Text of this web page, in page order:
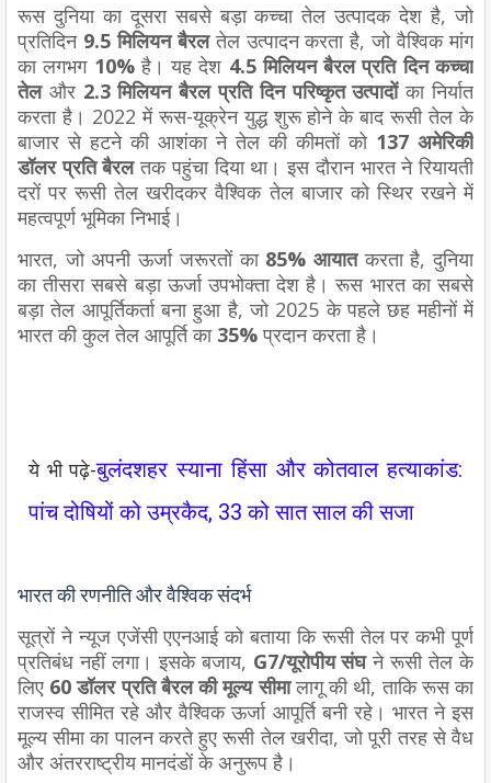
रूस दुनिया का दूसरा सबसे बड़ा कच्चा तेल उत्पादक देश है, जो
प्रतिदिन 9.5 मिलियन बैरलतेल उत्पादन करता है, जो वैश्विक मांग
का लगभग 10%है। यह देश 4.5 मिलियन बैरल प्रति दिन कच्चा
तेलऔर 2.3 मिलियन बैरल प्रति दिन परिष्कृत उत्पादोंका निर्यात
करता है। 2022 में रूस-यूक्रेन युद्ध शुरू होने के बाद रूसी तेल के
बाजार से हटने की आशंका ने तेल की कीमतों को 137 अमेरिकी
डॉलर प्रति बैरलतक पहुंचा दिया था। इस दौरान भारत ने रियायती
दरों पर रूसी तेल खरीदकर वैश्विक तेल बाजार को स्थिर रखने में
महत्वपूर्ण भूमिका निभाई।
भारत, जो अपनी ऊर्जा जरूरतों का 85% आयातकरता है, दुनिया
का तीसरा सबसे बड़ा ऊर्जा उपभोक्ता देश है। रूस भारत का सबसे
बड़ा तेल आपूर्तिकर्ता बना हुआ है, जो 2025 के पहले छह महीनों में
भारत की कुल तेल आपूर्ति का 35%प्रदान करता है।
ये भी पढ़े-बुलंदशहर स्याना हिंसा और कोतवाल हत्याकांड:
पांच दोषियों को उम्रकैद, 33 को सात साल की सजा
भारत की रणनीति और वैश्विक संदर्भ
सूत्रों ने न्यूज एजेंसी एएनआई को बताया कि रूसी तेल पर कभी पूर्ण
प्रतिबंध नहीं लगा। इसके बजाय, G7/यूरोपीय संघने रूसी तेल के
लिए 60 डॉलर प्रति बैरल की मूल्य सीमालागू की थी, ताकि रूस का
राजस्व सीमित रहे और वैश्विक ऊर्जा आपूर्ति बनी रहे। भारत ने इस
मूल्य सीमा का पालन करते हुए रूसी तेल खरीदा, जो पूरी तरह से वैध
और अंतरराष्ट्रीय मानदंडों के अनुरूप है।